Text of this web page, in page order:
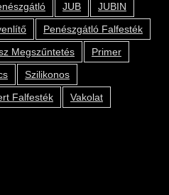
JUB
JUBIN
Penészgátló Falfesték
Megszűntetés
Primer
Szilikonos
Falfesték Vakolat